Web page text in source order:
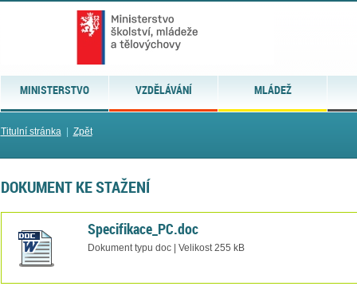
MINISTERSTVO VZDĚLÁVÁNÍ MLÁDEŽ
Titulní stránka| Zpět
DOKUMENT KE STAŽENÍ
Specifikace_PC.doc
Dokument typu doc | Velikost 255 kB